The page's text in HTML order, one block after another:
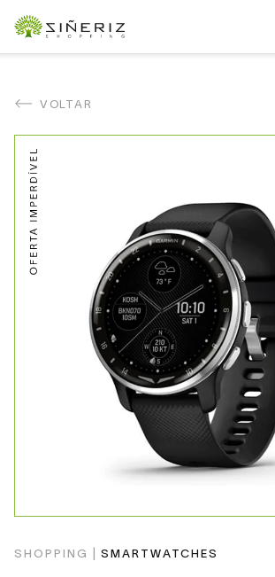
VOLTAR
SHOPPING | SMARTWATCHES